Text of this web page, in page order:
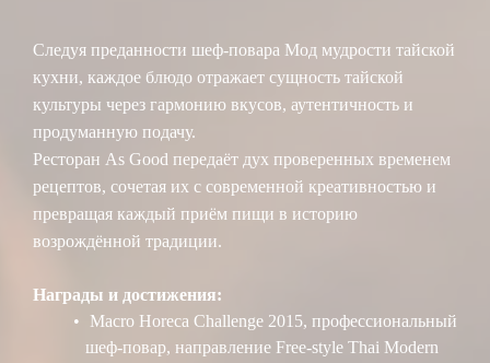
Следуя преданности шеф-повара Мод мудрости тайской
кухни, каждое блюдо отражает сущность тайской
культуры через гармонию вкусов, аутентичность и
продуманную подачу.
Ресторан As Good передаёт дух проверенных временем
рецептов, сочетая их с современной креативностью и
превращая каждый приём пищи в историю
возрождённой традиции.
Награды и достижения:
Macro Horeca Challenge 2015, профессиональный
шеф-повар, направление Free-style Thai Modern